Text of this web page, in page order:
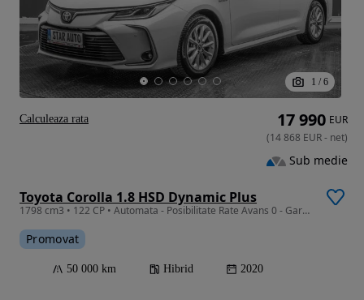
1 / 6
Toyota Corolla 1.8 HSD Dynamic Plus
1798 cm3 • 122 CP • Automata - Posibilitate Rate Avans 0 - Garantie 12 Luni - IMPECABILA
Promovat
50 000 km Hibrid 2020
17 990 EUR
(14 868 EUR- net)
Sub medie
Calculeaza rata